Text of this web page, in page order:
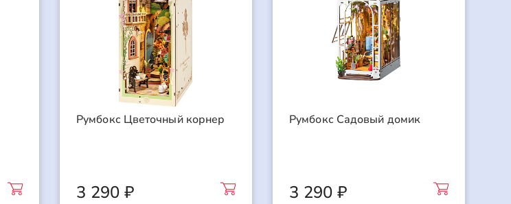
Румбокс Цветочный корнер
3 290 ₽
Румбокс Садовый домик
3 290 ₽